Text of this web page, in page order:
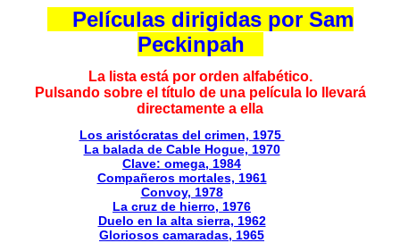
Películas dirigidas por Sam
Peckinpah
La lista está por orden alfabético.
Pulsando sobre el título de una película lo llevará
directamente a ella
Los aristócratas del crimen, 1975
La balada de Cable Hogue, 1970
Clave: omega, 1984
Compañeros mortales, 1961
Convoy, 1978
La cruz de hierro, 1976
Duelo en la alta sierra, 1962
Gloriosos camaradas, 1965